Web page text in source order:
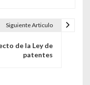
Siguiente Articulo
de la Ley de
patentes